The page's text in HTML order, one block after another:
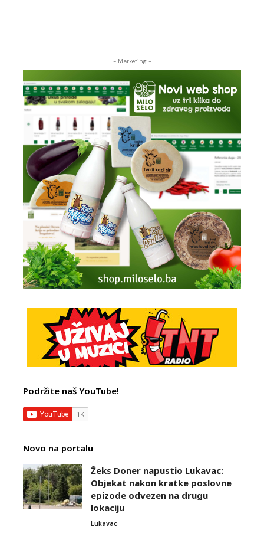
- Marketing -
Podržite naš YouTube!
Novo na portalu
Žeks Doner napustio Lukavac:
Objekat nakon kratke poslovne
epizode odvezen na drugu
lokaciju
Lukavac